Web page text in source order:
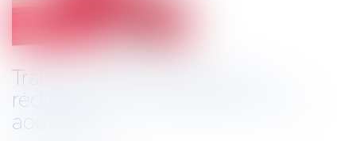
Traite des êtres humains et
réduction en esclavage: loi du 5
août 2013